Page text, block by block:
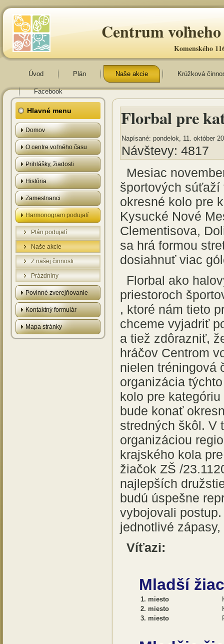
Centrum voľneho
Komenského
Úvod Plán Naše akcie Krúžková
Facebook
Hlavné menu
Domov
O centre voľného času
Prihlášky, žiadosti
História
Zamestnanci
Harmonogram podujatí
Plán podujatí
Naše akcie
Z našej činnosti
Prázdniny
Povinné zverejňovanie
Kontaktný formulár
Mapa stránky
Florbal pre
Napísané: pondelok, 11. október
Návštevy: 4817
Mesiac
športových súťaží
okresné kolo pre
Kysucké Nové
Clementisova,
sa hrá formou
dosiahnuť viac
Florbal ako
priestoroch
, ktoré nám tieto
chceme vyjadriť
a tiež zdôrazniť,
hráčov Centrom
nielen tréningová
organizácia
kolo pre
bude konať
stredných škôl. V
organizáciou
krajského kola
žiačok ZŠ /
najlepších
budú úspešne
vybojovali
jednotlivé
Víťazi:
Mladší
1. miesto
2. miesto
3. miesto